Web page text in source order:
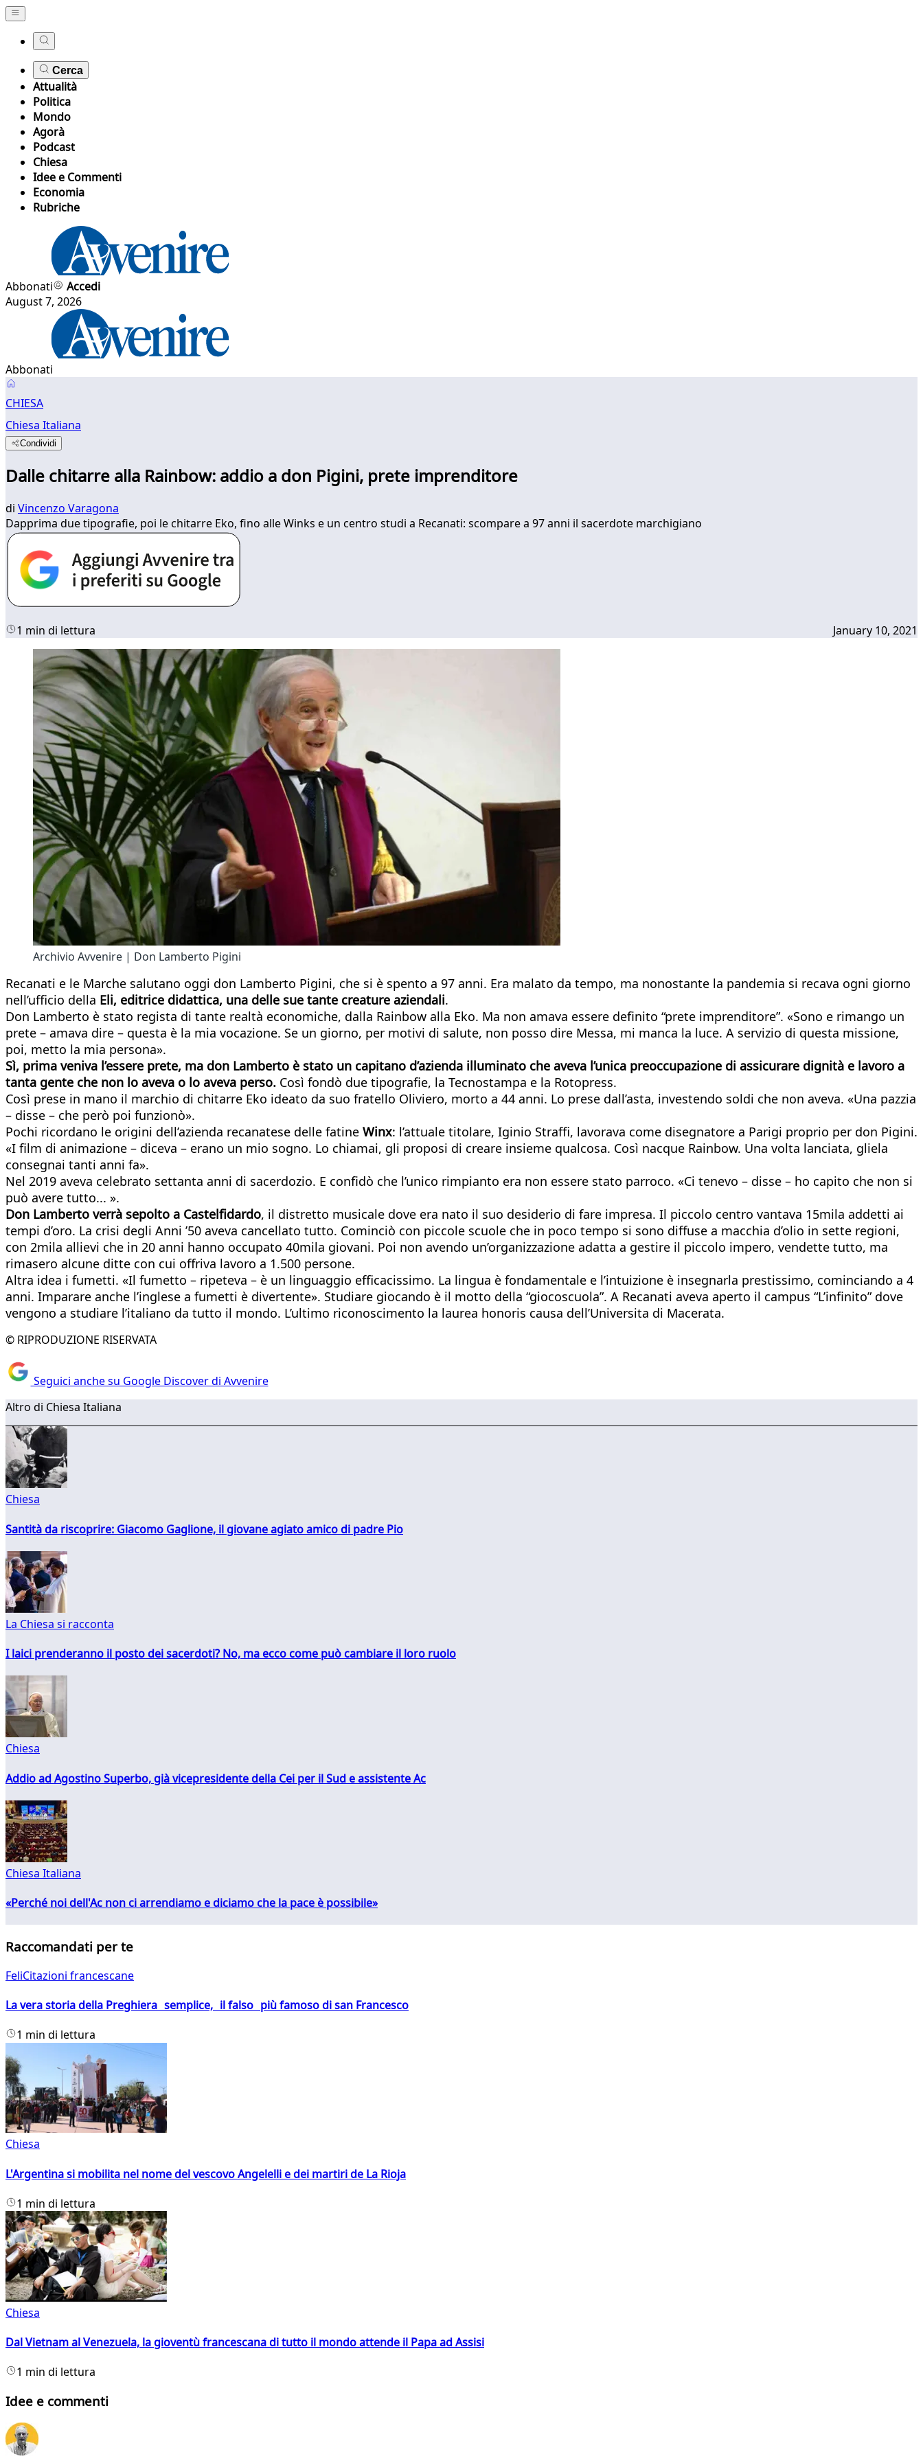
Cerca
Attualità
Politica
Mondo
Agorà
Podcast
Chiesa
Idee e Commenti
Economia
Rubriche
Abbonati
Accedi
August 7, 2026
Abbonati
CHIESA
Chiesa Italiana
Condividi
Dalle chitarre alla Rainbow: addio a don Pigini, prete imprenditore
di Vincenzo Varagona
Dapprima due tipografie, poi le chitarre Eko, fino alle Winks e un centro studi a Recanati: scompare a 97 anni il sacerdote marchigiano
1 min di lettura January 10, 2021
Archivio Avvenire | Don Lamberto Pigini
Recanati e le Marche salutano oggi don Lamberto Pigini, che si è spento a 97 anni. Era malato da tempo, ma nonostante la pandemia si recava ogni giorno
nell’ufficio della Eli, editrice didattica, una delle sue tante creature aziendali.
Don Lamberto è stato regista di tante realtà economiche, dalla Rainbow alla Eko. Ma non amava essere definito “prete imprenditore”. «Sono e rimango un
prete – amava dire – questa è la mia vocazione. Se un giorno, per motivi di salute, non posso dire Messa, mi manca la luce. A servizio di questa missione,
poi, metto la mia persona».
Sì, prima veniva l’essere prete, ma don Lamberto è stato un capitano d’azienda illuminato che aveva l’unica preoccupazione di assicurare dignità e lavoro a
tanta gente che non lo aveva o lo aveva perso. Così fondò due tipografie, la Tecnostampa e la Rotopress.
Così prese in mano il marchio di chitarre Eko ideato da suo fratello Oliviero, morto a 44 anni. Lo prese dall’asta, investendo soldi che non aveva. «Una pazzia
– disse – che però poi funzionò».
Pochi ricordano le origini dell’azienda recanatese delle fatine Winx: l’attuale titolare, Iginio Straffi, lavorava come disegnatore a Parigi proprio per don Pigini.
«I film di animazione – diceva – erano un mio sogno. Lo chiamai, gli proposi di creare insieme qualcosa. Così nacque Rainbow. Una volta lanciata, gliela
consegnai tanti anni fa».
Nel 2019 aveva celebrato settanta anni di sacerdozio. E confidò che l’unico rimpianto era non essere stato parroco. «Ci tenevo – disse – ho capito che non si
può avere tutto... ».
Don Lamberto verrà sepolto a Castelfidardo, il distretto musicale dove era nato il suo desiderio di fare impresa. Il piccolo centro vantava 15mila addetti ai
tempi d’oro. La crisi degli Anni ’50 aveva cancellato tutto. Cominciò con piccole scuole che in poco tempo si sono diffuse a macchia d’olio in sette regioni,
con 2mila allievi che in 20 anni hanno occupato 40mila giovani. Poi non avendo un’organizzazione adatta a gestire il piccolo impero, vendette tutto, ma
rimasero alcune ditte con cui offriva lavoro a 1.500 persone.
Altra idea i fumetti. «Il fumetto – ripeteva – è un linguaggio efficacissimo. La lingua è fondamentale e l’intuizione è insegnarla prestissimo, cominciando a 4
anni. Imparare anche l’inglese a fumetti è divertente». Studiare giocando è il motto della “giocoscuola”. A Recanati aveva aperto il campus “L’infinito” dove
vengono a studiare l’italiano da tutto il mondo. L’ultimo riconoscimento la laurea honoris causa dell’Universita di Macerata.
© RIPRODUZIONE RISERVATA
Seguici anche su Google Discover di Avvenire
Altro di Chiesa Italiana
Chiesa
Santità da riscoprire: Giacomo Gaglione, il giovane agiato amico di padre Pio
La Chiesa si racconta
I laici prenderanno il posto dei sacerdoti? No, ma ecco come può cambiare il loro ruolo
Chiesa
Addio ad Agostino Superbo, già vicepresidente della Cei per il Sud e assistente Ac
Chiesa Italiana
«Perché noi dell'Ac non ci arrendiamo e diciamo che la pace è possibile»
Raccomandati per te
FeliCitazioni francescane
La vera storia della Preghiera semplice, il falso più famoso di san Francesco
1 min di lettura
Chiesa
L'Argentina si mobilita nel nome del vescovo Angelelli e dei martiri de La Rioja
1 min di lettura
Chiesa
Dal Vietnam al Venezuela, la gioventù francescana di tutto il mondo attende il Papa ad Assisi
1 min di lettura
Idee e commenti